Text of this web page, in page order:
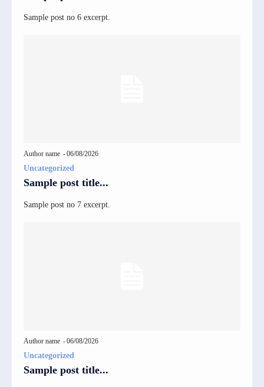
Sample post no 6 excerpt.
Author name -06/08/2026
Uncategorized
Sample post title...
Sample post no 7 excerpt.
Author name -06/08/2026
Uncategorized
Sample post title...